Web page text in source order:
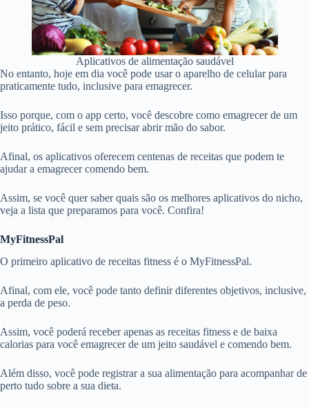
Aplicativos de alimentação saudável
No entanto, hoje em dia você pode usar o aparelho de celular para
praticamente tudo, inclusive para emagrecer.
Isso porque, com o app certo, você descobre como emagrecer de um
jeito prático, fácil e sem precisar abrir mão do sabor.
Afinal, os aplicativos oferecem centenas de receitas que podem te
ajudar a emagrecer comendo bem.
Assim, se você quer saber quais são os melhores aplicativos do nicho,
veja a lista que preparamos para você. Confira!
MyFitnessPal
O primeiro aplicativo de receitas fitness é o MyFitnessPal.
Afinal, com ele, você pode tanto definir diferentes objetivos, inclusive,
a perda de peso.
Assim, você poderá receber apenas as receitas fitness e de baixa
calorias para você emagrecer de um jeito saudável e comendo bem.
Além disso, você pode registrar a sua alimentação para acompanhar de
perto tudo sobre a sua dieta.